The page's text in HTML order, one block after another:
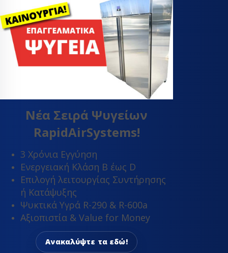
Νέα Σειρά Ψυγείων
RapidAirSystems!
3 Χρόνια Εγγύηση
Ενεργειακή Κλάση Β έως D
Επιλογή λειτουργίας Συντήρησης
ή Κατάψυξης
Ψυκτικά Υγρά R-290 & R-600a
Αξιοπιστία & Value for Money
Ανακαλύψτε τα εδώ!